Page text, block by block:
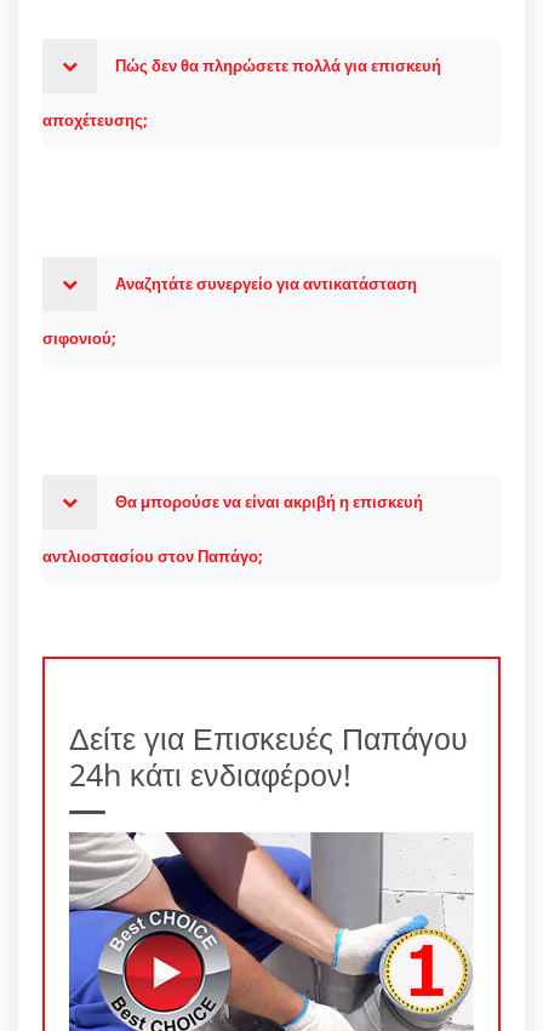
Πώς δεν θα πληρώσετε πολλά για επισκευή
αποχέτευσης;
Αναζητάτε συνεργείο για αντικατάσταση
σιφονιού;
Θα μπορούσε να είναι ακριβή η επισκευή
αντλιοστασίου στον Παπάγο;
Δείτε για Επισκευές Παπάγου
24h κάτι ενδιαφέρον!